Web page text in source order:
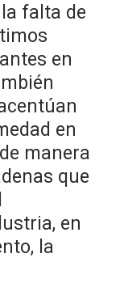
de
en
en
manera
que
en
la